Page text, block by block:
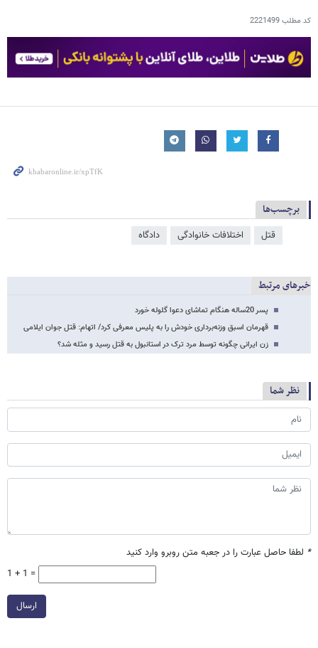
کد مطلب2221499
برچسب‌ها
قتل اختلافات خانوادگی دادگاه
خبرهای مرتبط
پسر 20ساله هنگام تماشای دعوا گلوله خورد
قهرمان اسبق وزنه‌برداری خودش را به پلیس معرفی کرد/ اتهام: قتل جوان ایلامی
زن ایرانی چگونه توسط مرد ترک در استانبول به قتل رسید و مثله شد؟
نظر شما
* لطفا حاصل عبارت را در جعبه متن روبرو وارد کنید
1 + 1 =
ارسال